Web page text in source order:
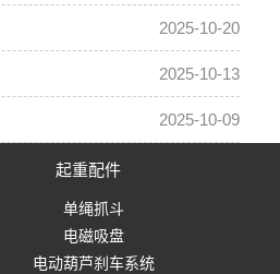
2025-10-20
2025-10-13
2025-10-09
起重配件
单绳抓斗
电磁吸盘
电动葫芦刹车系统